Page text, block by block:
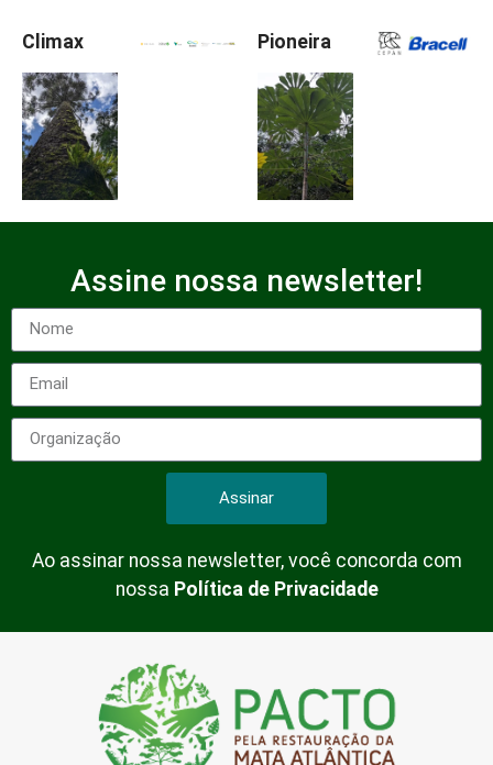
Climax Pioneira
Assine nossa newsletter!
Assinar
Ao assinar nossa newsletter, você concorda com
nossa Política de Privacidade